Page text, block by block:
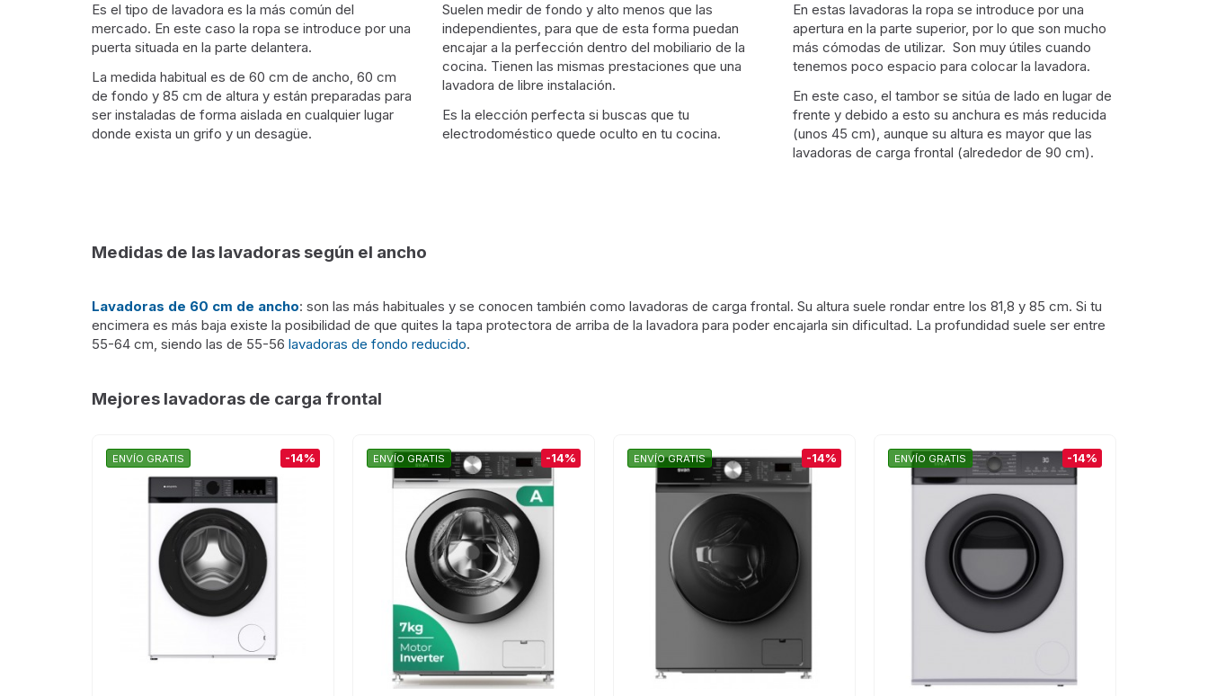
Es el tipo de lavadora es la más común del
mercado. En este caso la ropa se introduce por una
puerta situada en la parte delantera.
La medida habitual es de 60 cm de ancho, 60 cm
de fondo y 85 cm de altura y están preparadas para
ser instaladas de forma aislada en cualquier lugar
donde exista un grifo y un desagüe.
Suelen medir de fondo y alto menos que las
independientes, para que de esta forma puedan
encajar a la perfección dentro del mobiliario de la
cocina. Tienen las mismas prestaciones que una
lavadora de libre instalación.
Es la elección perfecta si buscas que tu
electrodoméstico quede oculto en tu cocina.
En estas lavadoras la ropa se introduce por una
apertura en la parte superior, por lo que son mucho
más cómodas de utilizar. Son muy útiles cuando
tenemos poco espacio para colocar la lavadora.
En este caso, el tambor se sitúa de lado en lugar de
frente y debido a esto su anchura es más reducida
(unos 45 cm), aunque su altura es mayor que las
lavadoras de carga frontal (alrededor de 90 cm).
Medidas de las lavadoras según el ancho
Lavadoras de 60 cm de ancho: son las más habituales y se conocen también como lavadoras de carga frontal. Su altura suele rondar entre los 81,8 y 85 cm. Si tu
encimera es más baja existe la posibilidad de que quites la tapa protectora de arriba de la lavadora para poder encajarla sin dificultad. La profundidad suele ser entre
55-64 cm, siendo las de 55-56 lavadoras de fondo reducido.
Mejores lavadoras de carga frontal
ENVÍO GRATIS -14% ENVÍO GRATIS -14% ENVÍO GRATIS -14% ENVÍO GRATIS -14%